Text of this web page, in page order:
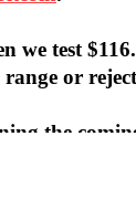
we test
or
the